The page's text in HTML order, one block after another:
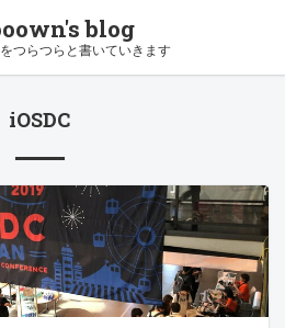
blog
つらつらと書いていきます
iOSDC